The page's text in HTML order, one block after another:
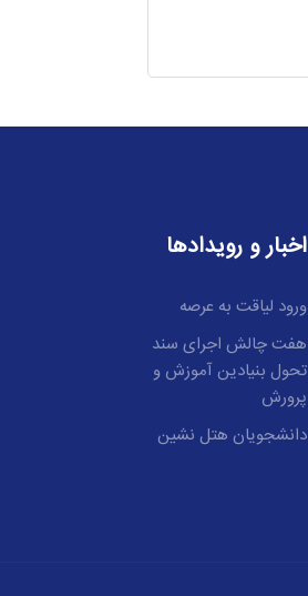
اخبار و رویدادها
ورود لیاقت به عرصه
هفت چالش اجرای سند
تحول بنیادین آموزش و
پرورش
دانشجویان هتل نشین